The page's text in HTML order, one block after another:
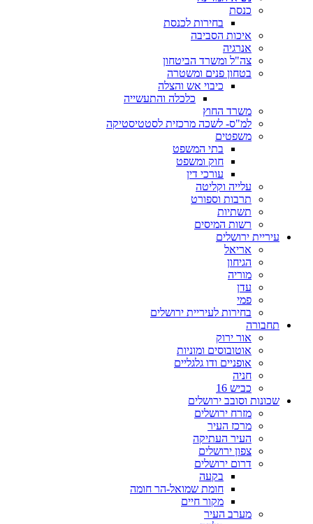
כנסת
בחירות לכנסת
איכות הסביבה
אנרגיה
צה"ל ומשרד הביטחון
בטחון פנים ומשטרה
כיבוי אש והצלה
כלכלה והתעשייה
משרד החוץ
למ"ס- לשכה מרכזית לסטטיסטיקה
משפטים
בתי המשפט
חוק ומשפט
עורכי דין
עלייה וקליטה
תרבות וספורט
תשתיות
רשות המיסים
עיריית ירושלים
אריאל
הגיחון
מוריה
עדן
פמי
בחירות לעיריית ירושלים
תחבורה
אור ירוק
אוטובוסים ומוניות
אופניים ודו גלגליים
חניה
כביש 16
שכונות וסובב ירושלים
מזרח ירושלים
מרכז העיר
העיר העתיקה
צפון ירושלים
דרום ירושלים
בקעה
חומת שמואל-הר חומה
מקור חיים
מערב העיר